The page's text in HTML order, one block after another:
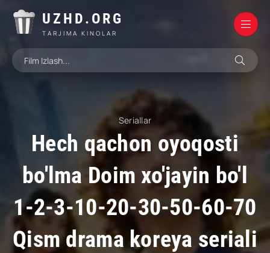
UZHD.ORG
TARJIMA KINOLAR
Seriallar
Hech qachon oyoqosti
bo'lma Doim xo'jayin bo'l
1-2-3-10-20-30-50-60-70
Qism drama koreya seriali